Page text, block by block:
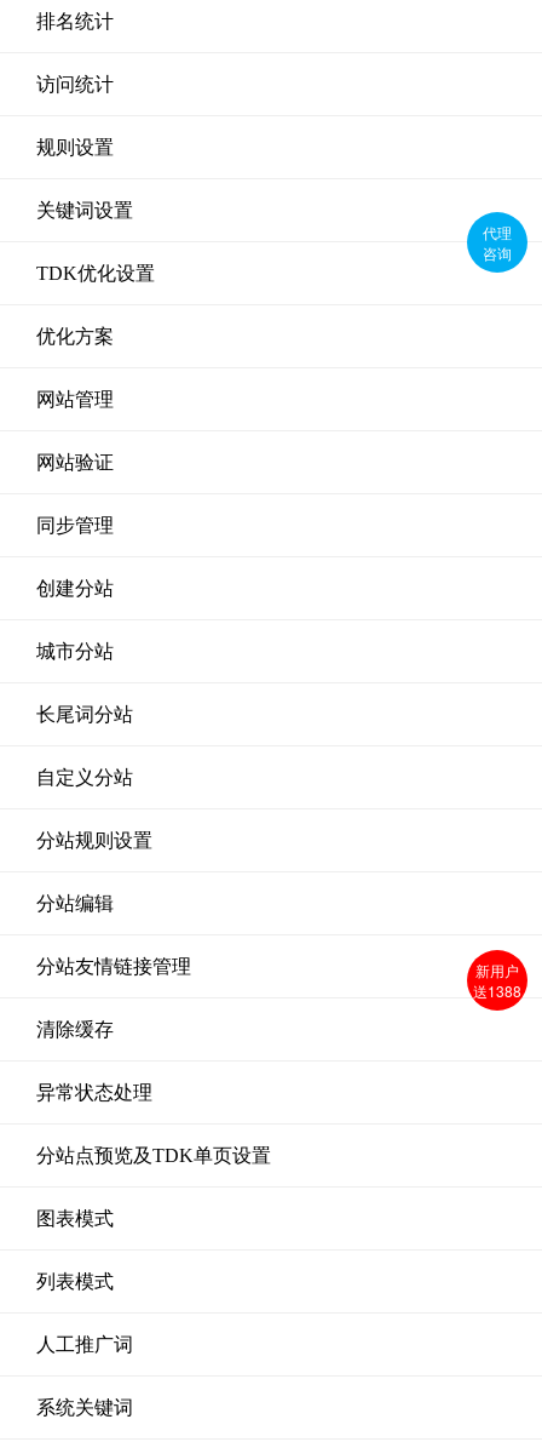
排名统计
访问统计
规则设置
关键词设置
TDK优化设置
优化方案
网站管理
网站验证
同步管理
创建分站
城市分站
长尾词分站
自定义分站
分站规则设置
分站编辑
分站友情链接管理
清除缓存
异常状态处理
分站点预览及TDK单页设置
图表模式
列表模式
人工推广词
系统关键词
代理
咨询
新用户
送1388